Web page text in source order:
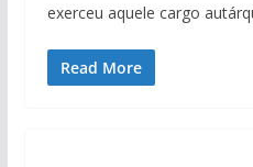
exerceu aquele cargo
Read More